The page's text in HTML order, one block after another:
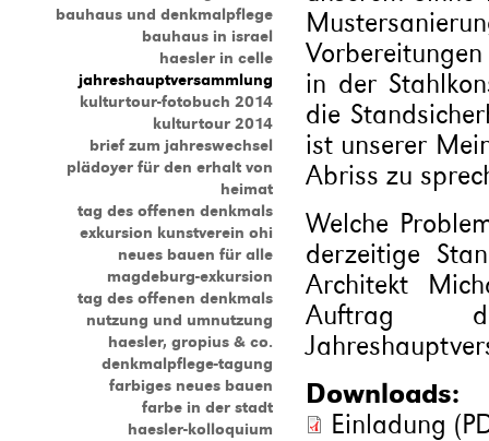
bauhaus und denkmalpflege
bauhaus in israel
haesler in celle
jahreshauptversammlung
kulturtour-fotobuch 2014
kulturtour 2014
brief zum jahreswechsel
plädoyer für den erhalt von
heimat
tag des offenen denkmals
exkursion kunstverein ohi
neues bauen für alle
magdeburg-exkursion
tag des offenen denkmals
nutzung und umnutzung
haesler, gropius & co.
denkmalpflege-tagung
farbiges neues bauen
farbe in der stadt
haesler-kolloquium
in der
die
ist unserer
Abriss zu
Welche
derzeitige
Architekt
Auftrag
Downloads:
Einladung